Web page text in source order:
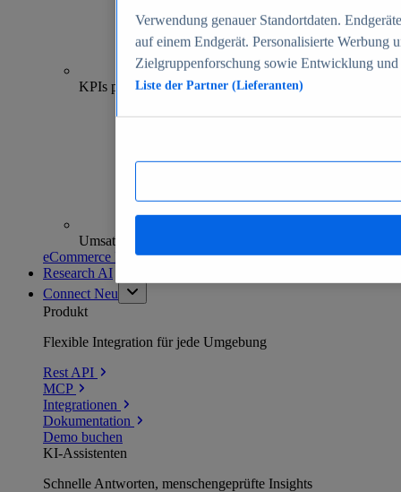
70+
KPIs pro Shop
Umsatzanalysen und -prognosen
eCommerce Insights entdecken
Research AI
Connect Neu
Produkt
Flexible Integration für jede Umgebung
Rest API
MCP
Integrationen
Dokumentation
Demo buchen
KI-Assistenten
Schnelle Antworten, menschengeprüfte Insights
Verwendung genauer Standortdaten.
auf einem Endgerät. Personalisierte Werbung
Zielgruppenforschung sowie Entwicklung
Liste der Partner (Lieferanten)